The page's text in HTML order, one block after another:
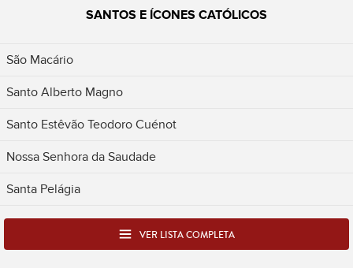
SANTOS E ÍCONES CATÓLICOS
São Macário
Santo Alberto Magno
Santo Estêvão Teodoro Cuénot
Nossa Senhora da Saudade
Santa Pelágia
VER LISTA COMPLETA